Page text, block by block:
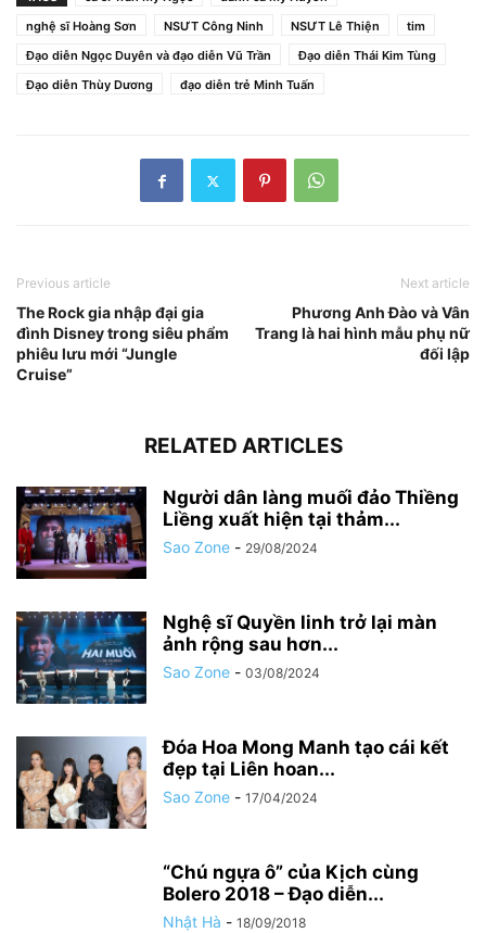
nghệ sĩ Hoàng Sơn
NSƯT Công Ninh NSƯT Lê Thiện
tim
Đạo diễn Ngọc Duyên và đạo diễn Vũ Trần
Đạo diễn Thái Kim Tùng
Đạo diễn Thùy Dương
đạo diễn trẻ Minh Tuấn
Previous article
The Rock gia nhập đại gia
đình Disney trong siêu phẩm
phiêu lưu mới “Jungle
Cruise”
Next article
Phương Anh Đào và Vân
Trang là hai hình mẫu phụ nữ
đối lập
RELATED ARTICLES
Người dân làng muối đảo Thiềng
Liềng xuất hiện tại thảm...
Sao Zone - 29/08/2024
Nghệ sĩ Quyền linh trở lại màn
ảnh rộng sau hơn...
Sao Zone - 03/08/2024
Đóa Hoa Mong Manh tạo cái kết
đẹp tại Liên hoan...
Sao Zone - 17/04/2024
“Chú ngựa ô” của Kịch cùng
Bolero 2018 – Đạo diễn...
Nhật Hà - 18/09/2018